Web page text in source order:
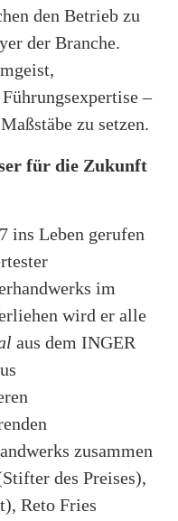
den Betrieb zu
der Branche.
–
zu setzen.
für die Zukunft
ins Leben gerufen
im
wird er alle
aus dem INGER
zusammen
des Preises),
Reto Fries